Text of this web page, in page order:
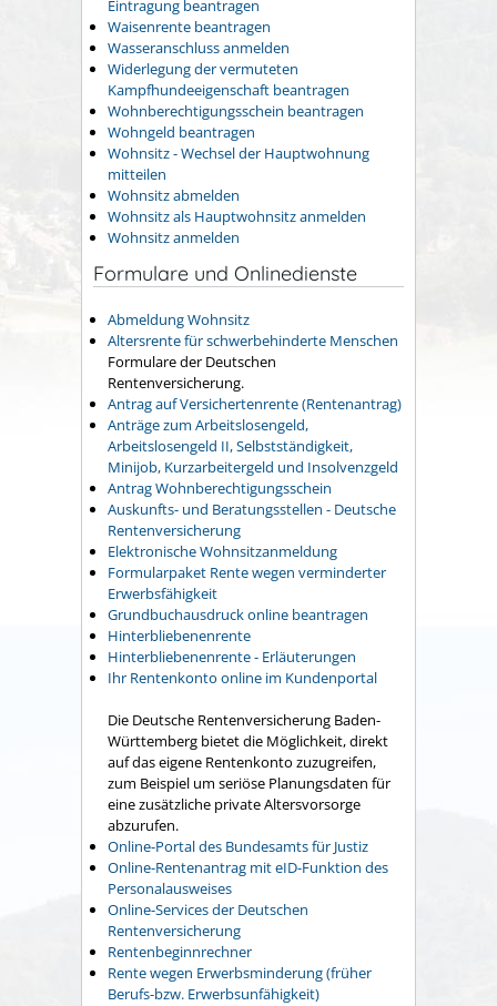
Eintragung beantragen
Waisenrente beantragen
Wasseranschluss anmelden
Widerlegung der vermuteten
Kampfhundeeigenschaft beantragen
Wohnberechtigungsschein beantragen
Wohngeld beantragen
Wohnsitz - Wechsel der Hauptwohnung
mitteilen
Wohnsitz abmelden
Wohnsitz als Hauptwohnsitz anmelden
Wohnsitz anmelden
Formulare und Onlinedienste
Abmeldung Wohnsitz
Altersrente für schwerbehinderte Menschen
Formulare der Deutschen
Rentenversicherung.
Antrag auf Versichertenrente (Rentenantrag)
Anträge zum Arbeitslosengeld,
Arbeitslosengeld II, Selbstständigkeit,
Minijob, Kurzarbeitergeld und Insolvenzgeld
Antrag Wohnberechtigungsschein
Auskunfts- und Beratungsstellen - Deutsche
Rentenversicherung
Elektronische Wohnsitzanmeldung
Formularpaket Rente wegen verminderter
Erwerbsfähigkeit
Grundbuchausdruck online beantragen
Hinterbliebenenrente
Hinterbliebenenrente - Erläuterungen
Ihr Rentenkonto online im Kundenportal
Die Deutsche Rentenversicherung Baden-
Württemberg bietet die Möglichkeit, direkt
auf das eigene Rentenkonto zuzugreifen,
zum Beispiel um seriöse Planungsdaten für
eine zusätzliche private Altersvorsorge
abzurufen.
Online-Portal des Bundesamts für Justiz
Online-Rentenantrag mit eID-Funktion des
Personalausweises
Online-Services der Deutschen
Rentenversicherung
Rentenbeginnrechner
Rente wegen Erwerbsminderung (früher
Berufs-bzw. Erwerbsunfähigkeit)